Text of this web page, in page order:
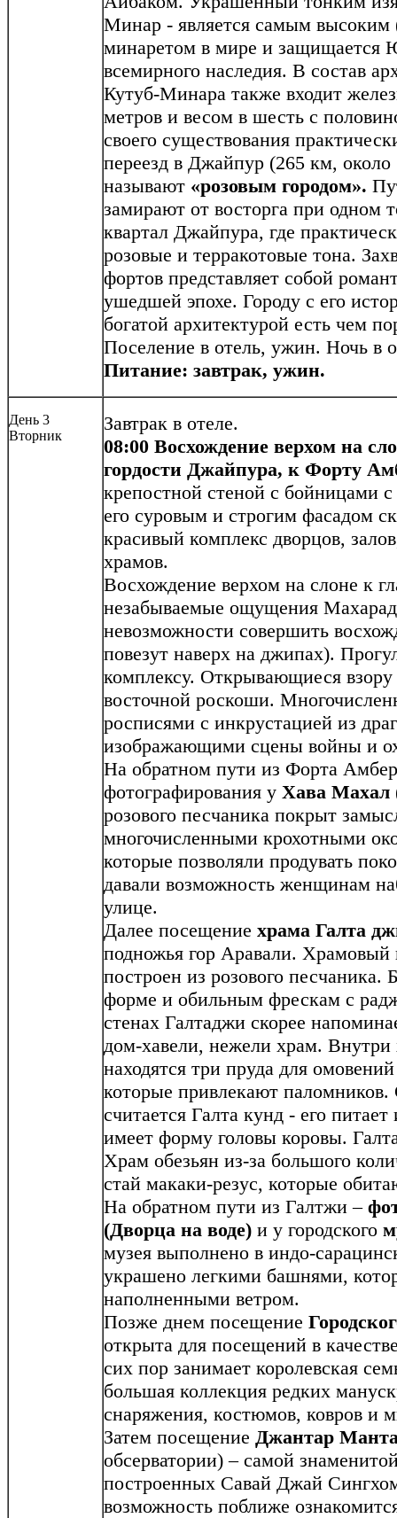
Минар - является самым
минаретом в мире и
всемирного наследия. В состав
Кутуб-Минара также входит
метров и весом в шесть с
своего существования
переезд в Джайпур (265 км,
называют «розовым городом».
замирают от восторга при одном
квартал Джайпура, где
розовые и терракотовые тона.
фортов представляет собой
ушедшей эпохе. Городу с его
богатой архитектурой есть чем
Поселение в отель, ужин. Ночь в
Питание: завтрак, ужин.
День 3
Вторник
Завтрак в отеле.
08:00 Восхождение верхом на
гордости Джайпура, к Форту
крепостной стеной с бойницами
его суровым и строгим фасадом
красивый комплекс дворцов,
храмов.
Восхождение верхом на слоне к
незабываемые ощущения
невозможности совершить
повезут наверх на джипах).
комплексу. Открывающиеся
восточной роскоши.
росписями с инкрустацией из
изображающими сцены войны и
На обратном пути из Форта
фотографирования у Хава Махал
розового песчаника покрыт
многочисленными крохотными
которые позволяли продувать
давали возможность женщинам
улице.
Далее посещение храма Галта
подножья гор Аравали. Храмовый
построен из розового песчаника.
форме и обильным фрескам с
стенах Галтаджи скорее
дом-хавели, нежели храм. Внутри
находятся три пруда для
которые привлекают
считается Галта кунд - его
имеет форму головы коровы.
Храм обезьян из-за большого
стай макаки-резус, которые
На обратном пути из Галтжи –
(Дворца на воде) и у городского
музея выполнено в индо-
украшено легкими башнями,
наполненными ветром.
Позже днем посещение
открыта для посещений в
сих пор занимает королевская
большая коллекция редких
снаряжения, костюмов, ковров и
Затем посещение Джантар
обсерватории) – самой
построенных Савай Джай
возможность поближе